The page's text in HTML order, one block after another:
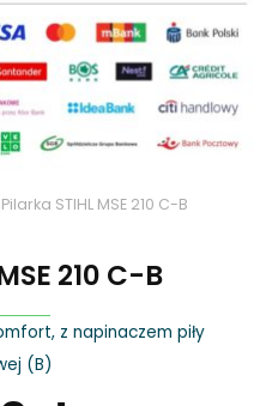
STIHL MSE 210 C-B
210 C-B
z napinaczem piły
(B)